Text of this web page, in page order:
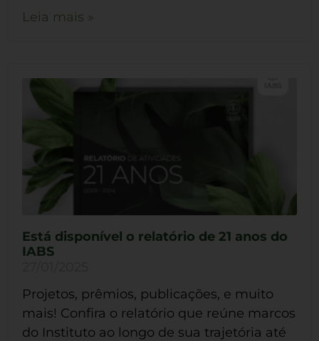
Leia mais »
Está disponível o relatório de 21 anos do
IABS
Projetos, prêmios, publicações, e muito
mais! Confira o relatório que reúne marcos
do Instituto ao longo de sua trajetória até